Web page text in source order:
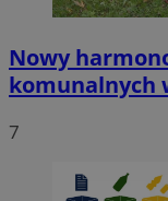
Nowy
komunalnych
7